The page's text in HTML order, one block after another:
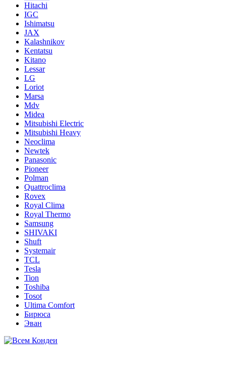
Hitachi
IGC
Ishimatsu
JAX
Kalashnikov
Kentatsu
Kitano
Lessar
LG
Loriot
Marsa
Mdv
Midea
Mitsubishi Electric
Mitsubishi Heavy
Neoclima
Newtek
Panasonic
Pioneer
Polman
Quattroclima
Rovex
Royal Clima
Royal Thermo
Samsung
SHIVAKI
Shuft
Systemair
TCL
Tesla
Tion
Toshiba
Tosot
Ultima Comfort
Бирюса
Эван